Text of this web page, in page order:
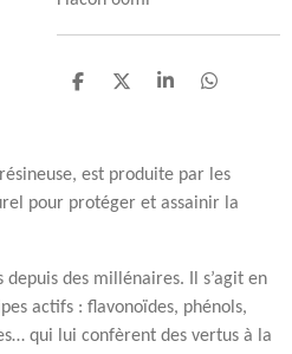
P
a
e
P
a
e
P
a
e
P
a
e
est produite par les
pour protéger et assainir la
depuis des millénaires. Il s’agit en
actifs : flavonoïdes, phénols,
qui lui confèrent des vertus à la